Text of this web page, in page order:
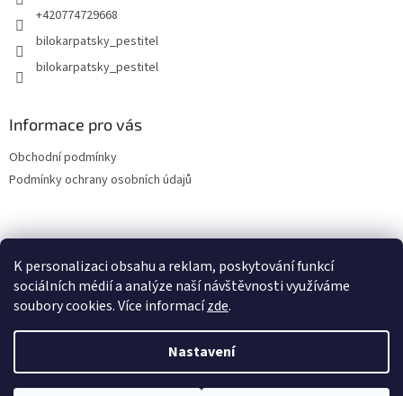
K personalizaci obsahu a reklam, poskytování funkcí
sociálních médií a analýze naší návštěvnosti využíváme
soubory cookies. Více informacízde.
Nastavení
+420774729668
bilokarpatsky_pestitel
Informace pro vás
Obchodní podmínky
Podmínky ochrany osobních údajů